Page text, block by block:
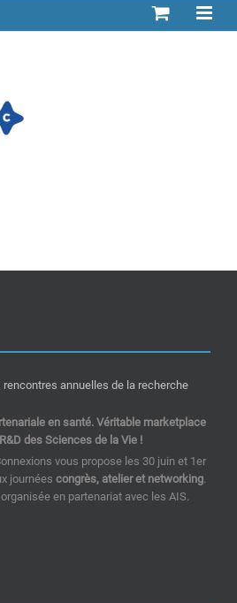
en santé. Véritable marketplace
des Sciences de la Vie !
vous propose les 30 juin et 1er
journées congrès, atelier et networking.
en partenariat avec les AIS.